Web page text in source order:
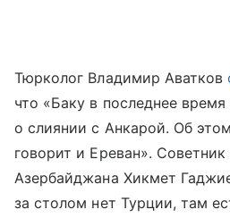
Тюрколог Владимир Аватков
что «Баку в последнее
о слиянии с Анкарой. Об
говорит и Ереван». Советник
Азербайджана Хикмет
за столом нет Турции, там